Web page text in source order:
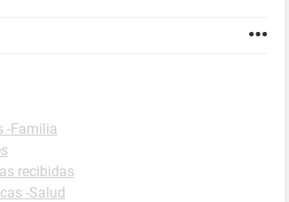
-Familia
recibidas
-Salud